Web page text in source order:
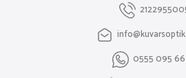
0555 095 66